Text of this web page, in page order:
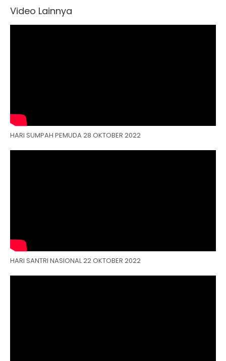
Video Lainnya
HARI SUMPAH PEMUDA 28 OKTOBER 2022
HARI SANTRI NASIONAL 22 OKTOBER 2022